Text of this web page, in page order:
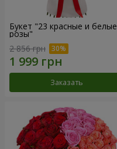
Букет "23 красные и белые
розы"
2 856 грн
Заказать